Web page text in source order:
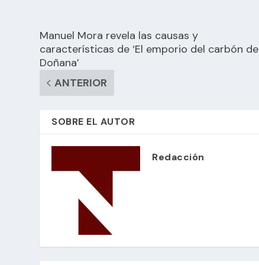
Manuel Mora revela las causas y
características de ‘El emporio del carbón de
Doñana’
ANTERIOR
SOBRE EL AUTOR
Redacción